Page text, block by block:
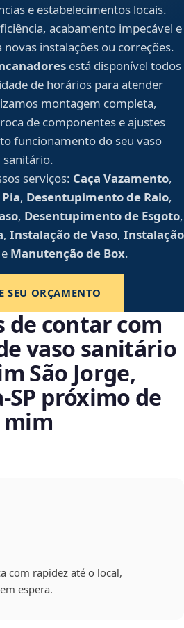
e estabelecimentos locais.
acabamento impecável e
instalações ou correções.
está disponível todos
de horários para atender
montagem completa,
de componentes e ajustes
funcionamento do seu vaso
sanitário.
serviços: Caça Vazamento,
, Desentupimento de Ralo,
, Desentupimento de Esgoto,
, Instalação de Vaso, Instalação
e Manutenção de Box.
SEU ORÇAMENTO
de contar com
vaso sanitário
São Jorge,
próximo de
mim
com rapidez até o local,
espera.